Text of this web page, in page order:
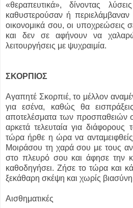
«θεραπευτικά», δίνοντας
καθυστερούσαν ή
οικονομικά σου, οι υποχρεώσεις
και δεν σε αφήνουν να
λειτουργήσεις με ψυχραιμία.
ΣΚΟΡΠΙΟΣ
Αγαπητέ Σκορπιέ, το μέλλον
για εσένα, καθώς θα
αποτελέσματα των προσπαθειών
αρκετά τελευταία για διάφορους
τώρα ήρθε η ώρα να
Μοιράσου τη χαρά σου με τους
στο πλευρό σου και άφησε την
καθοδηγήσει. Ζήσε το τώρα και
ξεκάθαρη σκέψη και χωρίς
Αισθηματικές